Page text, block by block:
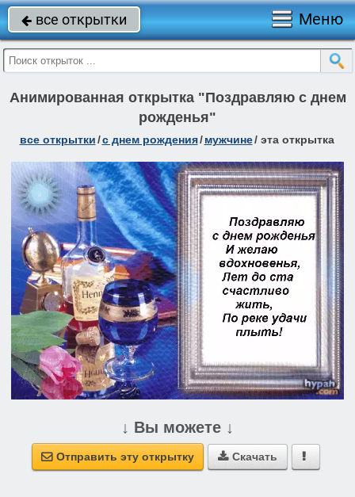
 все открытки Меню
Анимированная открытка "Поздравляю с днем
рожденья"
все открытки/c днем рождения/ мужчине/ эта открытка
↓ Вы можете ↓
 Отправить эту открытку  Скачать 